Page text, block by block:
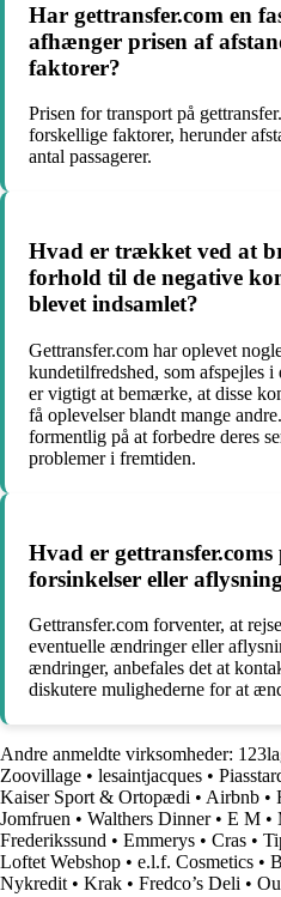
Har gettransfer.com en
afhænger prisen af
faktorer?
Prisen for transport på
forskellige faktorer, herunder
antal passagerer.
Hvad er trækket ved at
forhold til de negative
blevet indsamlet?
Gettransfer.com har oplevet
kundetilfredshed, som afspejles
er vigtigt at bemærke, at disse
få oplevelser blandt mange
formentlig på at forbedre deres
problemer i fremtiden.
Hvad er
forsinkelser eller
Gettransfer.com forventer, at
eventuelle ændringer eller
ændringer, anbefales det at
diskutere mulighederne for at
Andre anmeldte virksomheder:
Zoovillage • lesaintjacques •
Kaiser Sport & Ortopædi • Airbnb •
Jomfruen • Walthers Dinner• E M •
Frederikssund • Emmerys • Cras •
Loftet Webshop • e.l.f. Cosmetics •
Nykredit • Krak • Fredco’s Deli •